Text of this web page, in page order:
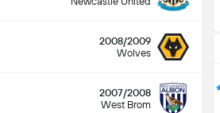
2008/2009
Wolves
2007/2008
West Brom